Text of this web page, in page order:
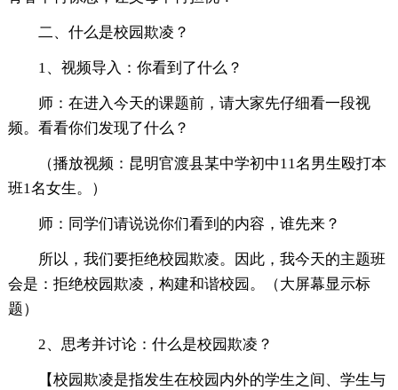
二、什么是校园欺凌？
1、视频导入：你看到了什么？
师：在进入今天的课题前，请大家先仔细看一段视
频。看看你们发现了什么？
（播放视频：昆明官渡县某中学初中11名男生殴打本
班1名女生。）
师：同学们请说说你们看到的内容，谁先来？
所以，我们要拒绝校园欺凌。因此，我今天的主题班
会是：拒绝校园欺凌，构建和谐校园。（大屏幕显示标
题）
2、思考并讨论：什么是校园欺凌？
【校园欺凌是指发生在校园内外的学生之间、学生与